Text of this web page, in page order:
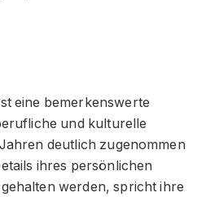
eine bemerkenswerte
und kulturelle
deutlich zugenommen
ihres persönlichen
werden, spricht ihre